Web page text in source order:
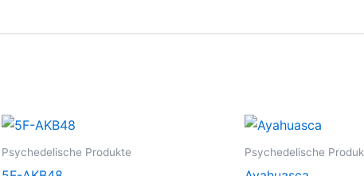
Psychedelische Produkte Psychedelische